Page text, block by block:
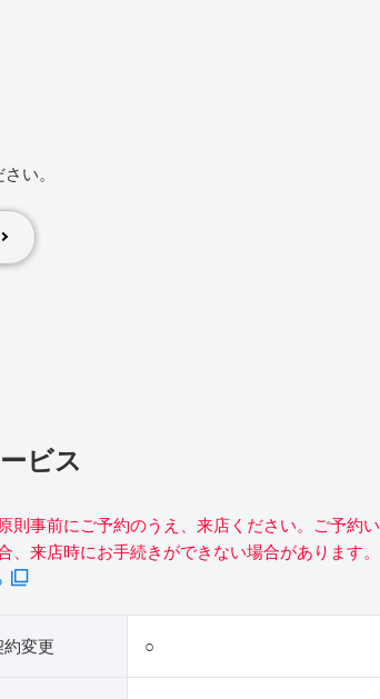
い。
ビス
則事前にご予約のうえ、来店ください。ご予約い
、来店時にお手続きができない場合があります。
約変更 ○